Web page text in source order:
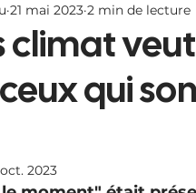
économie Tout est
Portraits de
climat
qui
21 mai 2023 2 min de lecture
2023